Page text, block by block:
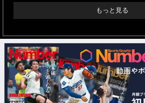
もっと見る